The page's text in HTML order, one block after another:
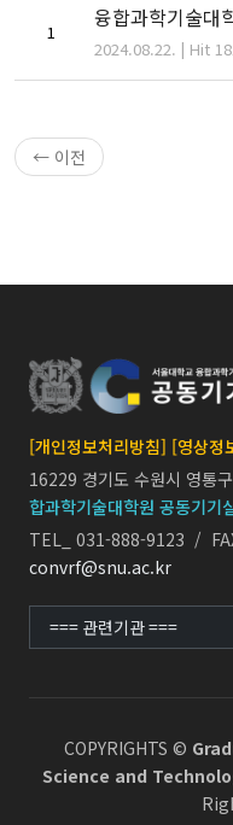
1
융합과학기술대
2024.08.22. | Hit
← 이전
[개인정보처리방침] [영상정
16229 경기도 수원시 영통
합과학기술대학원 공동기기
TEL_ 031-888-9123 /
convrf@snu.ac.kr
COPYRIGHTS ©
Science and